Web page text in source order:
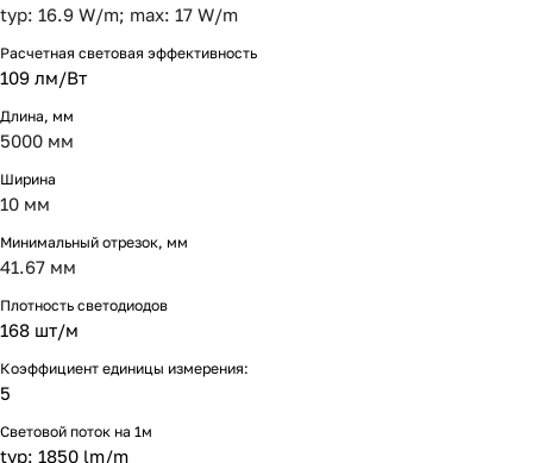
typ: 16.9 W/m; max: 17 W/m
Расчетная световая эффективность
109 лм/Вт
Длина, мм
5000 мм
Ширина
10 мм
Минимальный отрезок, мм
41.67 мм
Плотность светодиодов
168 шт/м
Коэффициент единицы измерения:
5
Световой поток на 1м
typ: 1850 lm/m